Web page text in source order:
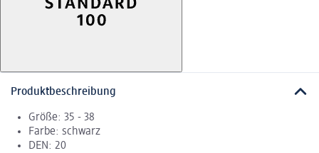
Produktbeschreibung
Größe: 35 - 38
Farbe: schwarz
DEN: 20